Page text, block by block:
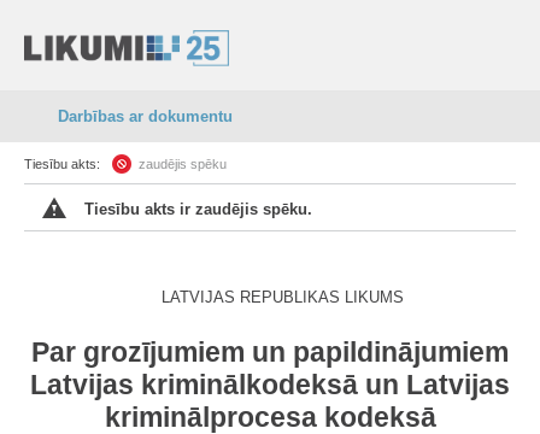
Darbības ar dokumentu
Tiesību akts: zaudējis spēku
Tiesību akts ir zaudējis spēku.
LATVIJAS REPUBLIKAS LIKUMS
Par grozījumiem un papildinājumiem
Latvijas kriminālkodeksā un Latvijas
kriminālprocesa kodeksā